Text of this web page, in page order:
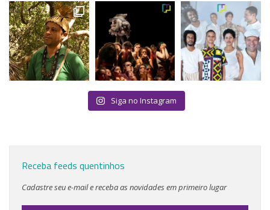
Siga no Instagram
Receba feeds quentinhos
Cadastre seu e-mail e receba as novidades em primeiro lugar